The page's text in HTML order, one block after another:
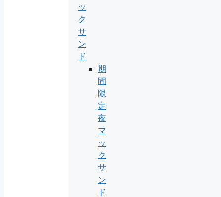
ッ
ク
サ
ン
ド
期
間
限
定
夜
マ
ッ
ク
サ
ン
ド